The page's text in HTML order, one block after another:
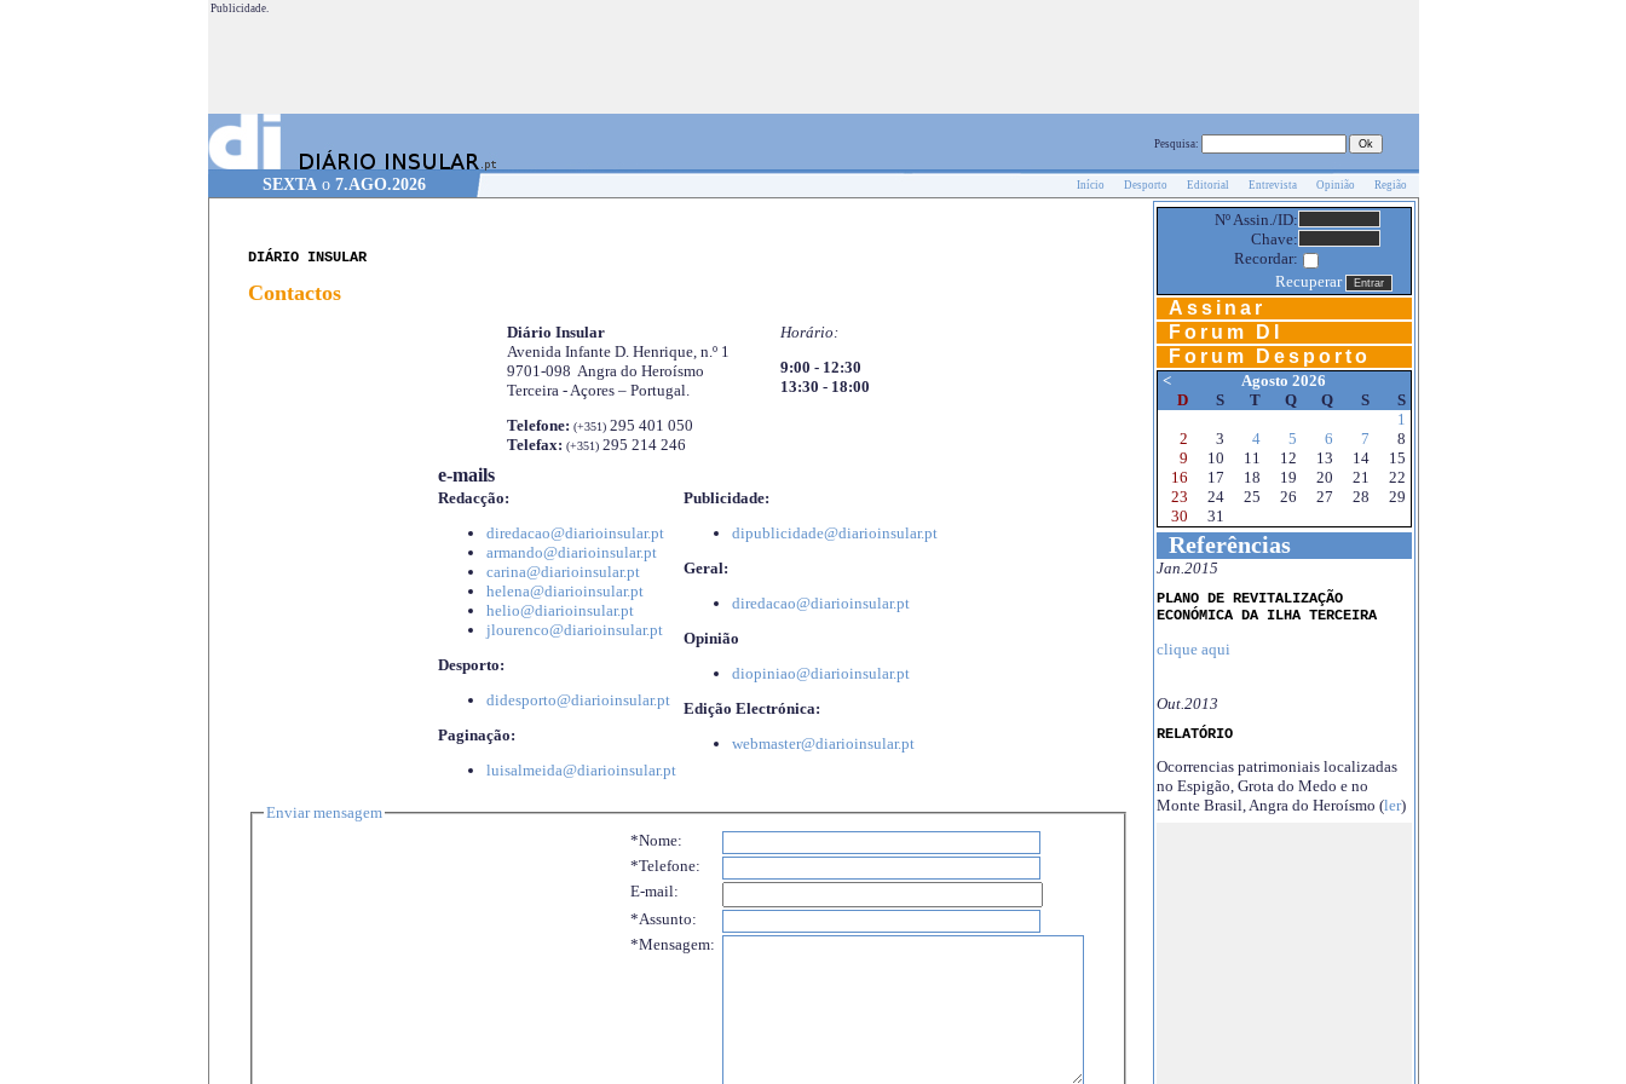
Publicidade.
Pesquisa:
SEXTAo 7.AGO.2026 Início Desporto Editorial Entrevista Opinião Região
DIÁRIO INSULAR
Contactos
Diário Insular
Avenida Infante D. Henrique, n.º 1
9701-098 Angra do Heroísmo
Terceira - Açores – Portugal.
Telefone: (+351)295 401 050
Telefax: (+351)295 214 246
Horário:
9:00 - 12:30
13:30 - 18:00
e-mails
Redacção:
diredacao@diarioinsular.pt
armando@diarioinsular.pt
carina@diarioinsular.pt
helena@diarioinsular.pt
helio@diarioinsular.pt
jlourenco@diarioinsular.pt
Desporto:
didesporto@diarioinsular.pt
Paginação:
luisalmeida@diarioinsular.pt
Publicidade:
dipublicidade@diarioinsular.pt
Geral:
diredacao@diarioinsular.pt
Opinião
diopiniao@diarioinsular.pt
Edição Electrónica:
webmaster@diarioinsular.pt
Enviar mensagem
*Nome:
*Telefone:
E-mail:
*Assunto:
*Mensagem:
Nº Assin./ID:
Chave:
Recordar:
Recuperar
Assinar
Forum DI
Forum Desporto
<
Agosto 2026
D
S T Q Q S
S
1
2
3 4 5 6 7
8
9
10 11 12 13 14
15
16
17 18 19 20 21
22
23
24 25 26 27 28
29
30
31
Referências
Jan.2015
PLANO DE REVITALIZAÇÃO
ECONÓMICA DA ILHA TERCEIRA
clique aqui
Out.2013
RELATÓRIO
Ocorrencias patrimoniais localizadas
no Espigão, Grota do Medo e no
Monte Brasil, Angra do Heroísmo (ler)